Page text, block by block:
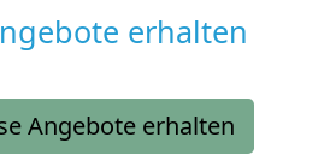
erhalten
Angebote erhalten